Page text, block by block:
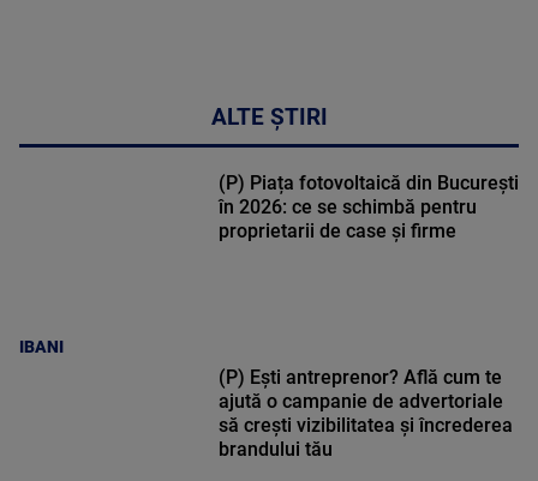
ALTE ȘTIRI
IBANI
(P) Piața fotovoltaică din București
în 2026: ce se schimbă pentru
proprietarii de case și firme
(P) Ești antreprenor? Află cum te
ajută o campanie de advertoriale
să crești vizibilitatea și încrederea
brandului tău